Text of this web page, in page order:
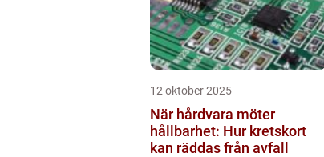
12 oktober 2025
När hårdvara möter
hållbarhet: Hur kretskort
kan räddas från avfall